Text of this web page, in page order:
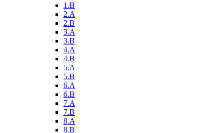
1.B
2.A
2.B
3.A
3.B
4.A
4.B
5.A
5.B
6.A
6.B
7.A
7.B
8.A
8.B